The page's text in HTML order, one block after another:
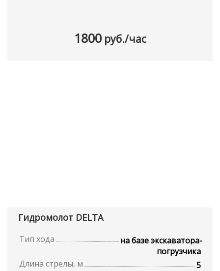
1800руб./час
Гидромолот DELTA
Тип хода
на базе экскаватора-
погрузчика
Длина стрелы, м
5